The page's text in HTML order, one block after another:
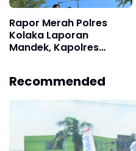
Rapor Merah Polres
Kolaka Laporan
Mandek, Kapolres
Hukum
Recommended